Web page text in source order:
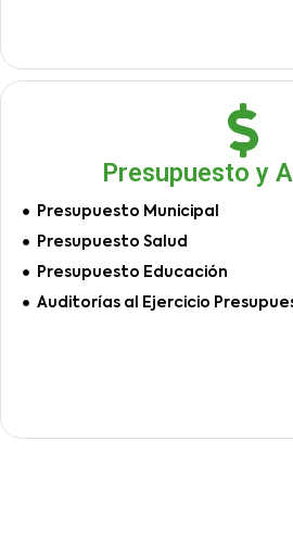
Presupuesto y
Presupuesto Municipal
Presupuesto Salud
Presupuesto Educación
Auditorías al Ejercicio